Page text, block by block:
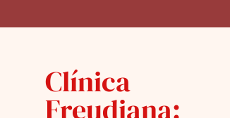
Clínica
Freudiana: